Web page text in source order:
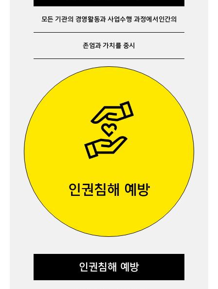
모든 기관의 경영활동과 사업수행 과정에서 인간의
존엄과 가치를 중시
인권침해 예방
인권침해 예방